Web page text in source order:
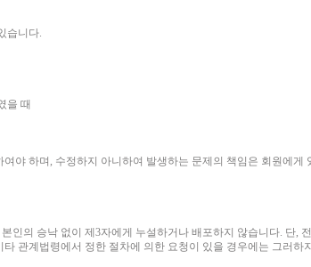
습니다.
을 때
야 하며, 수정하지 아니하여 발생하는 문제의 책임은 회원에게
인의 승낙 없이 제3자에게 누설하거나 배포하지 않습니다. 단,
관계법령에서 정한 절차에 의한 요청이 있을 경우에는 그러하